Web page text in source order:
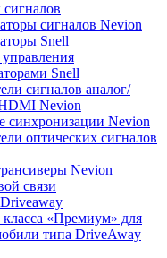
сигналов Nevion
Snell
Snell
сигналов аналог/
Nevion
синхронизации Nevion
оптических сигналов
Nevion
связи
«Премиум» для
типа DriveAway